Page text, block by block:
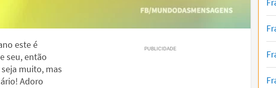
este é
seu, então
muito, mas
Adoro